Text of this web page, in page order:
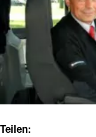
Teilen: